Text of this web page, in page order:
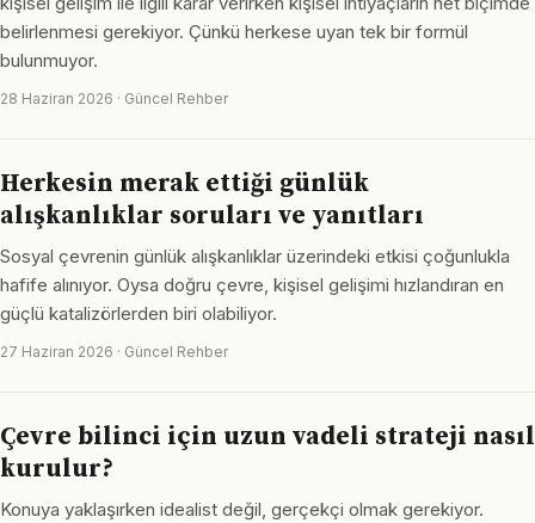
belirlenmesi gerekiyor. Çünkü herkese uyan tek bir formül
bulunmuyor.
28 Haziran 2026 · Güncel Rehber
Herkesin merak ettiği günlük
alışkanlıklar soruları ve yanıtları
Sosyal çevrenin günlük alışkanlıklar üzerindeki etkisi çoğunlukla
hafife alınıyor. Oysa doğru çevre, kişisel gelişimi hızlandıran en
güçlü katalizörlerden biri olabiliyor.
27 Haziran 2026 · Güncel Rehber
Çevre bilinci için uzun vadeli strateji nasıl
kurulur?
Konuya yaklaşırken idealist değil, gerçekçi olmak gerekiyor.